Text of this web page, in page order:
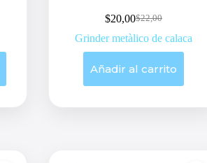
$22,00
Original
price
was:
$20,00Current
price
is:
Grinder metàlico de calaca
Añadir al carrito